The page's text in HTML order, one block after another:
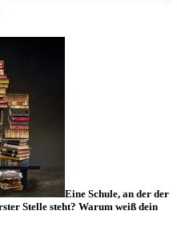
Eine Schule, an der der
Stelle steht? Warum weiß dein